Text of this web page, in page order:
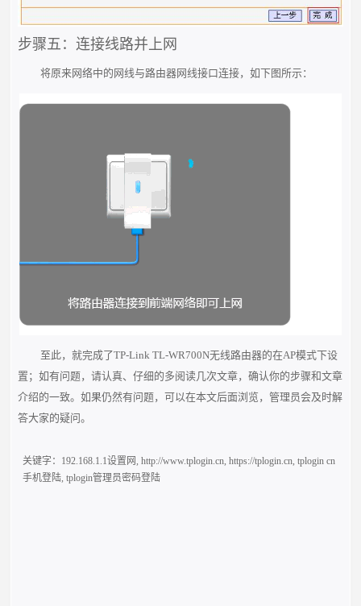
步骤五：连接线路并上网
将原来网络中的网线与路由器网线接口连接，如下图所示：
至此，就完成了TP-Link TL-WR700N无线路由器的在AP模式下设
置；如有问题，请认真、仔细的多阅读几次文章，确认你的步骤和文章
介绍的一致。如果仍然有问题，可以在本文后面浏览，管理员会及时解
答大家的疑问。
关键字： 192.168.1.1设置网 ,http://www.tplogin.cn ,https://tplogin.cn ,tplogin cn
手机登陆 ,tplogin管理员密码登陆